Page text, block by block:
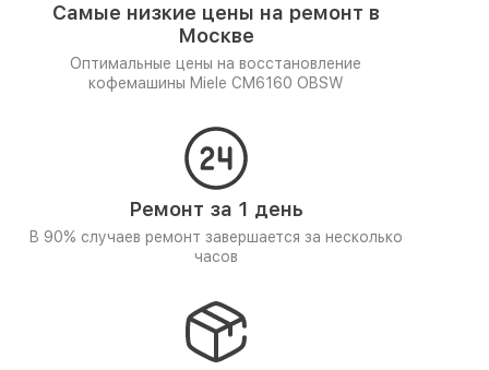
Самые низкие цены на ремонт в
Москве
Оптимальные цены на восстановление
кофемашины Miele CM6160 OBSW
Ремонт за 1 день
В 90% случаев ремонт завершается за несколько
часов